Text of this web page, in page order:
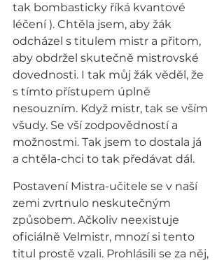
tak bombasticky říká kvantové
léčení ). Chtěla jsem, aby žák
odcházel s titulem mistr a přitom,
aby obdržel skutečně mistrovské
dovednosti. I tak můj žák věděl, že
s tímto přístupem úplně
nesouzním. Když mistr, tak se vším
všudy. Se vší zodpovědností a
možnostmi. Tak jsem to dostala já
a chtěla-chci to tak předávat dál.
Postavení Mistra-učitele se v naší
zemi zvrtnulo neskutečným
způsobem. Ačkoliv neexistuje
oficiálně Velmistr, mnozí si tento
titul prostě vzali. Prohlásili se za něj,